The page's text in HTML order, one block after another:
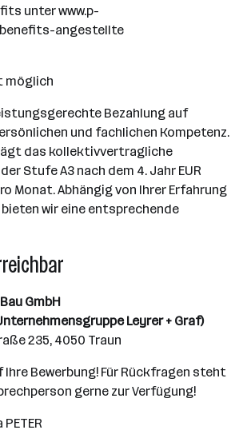
unter www.p-
angestellte
möglich
Bezahlung auf
und fachlichen Kompetenz.
das kollektivvertragliche
Stufe A3 nach dem 4. Jahr EUR
Monat. Abhängig von Ihrer Erfahrung
wir eine entsprechende
GmbH
Leyrer + Graf)
235, 4050 Traun
Ihre Bewerbung! Für Rückfragen steht
gerne zur Verfügung!